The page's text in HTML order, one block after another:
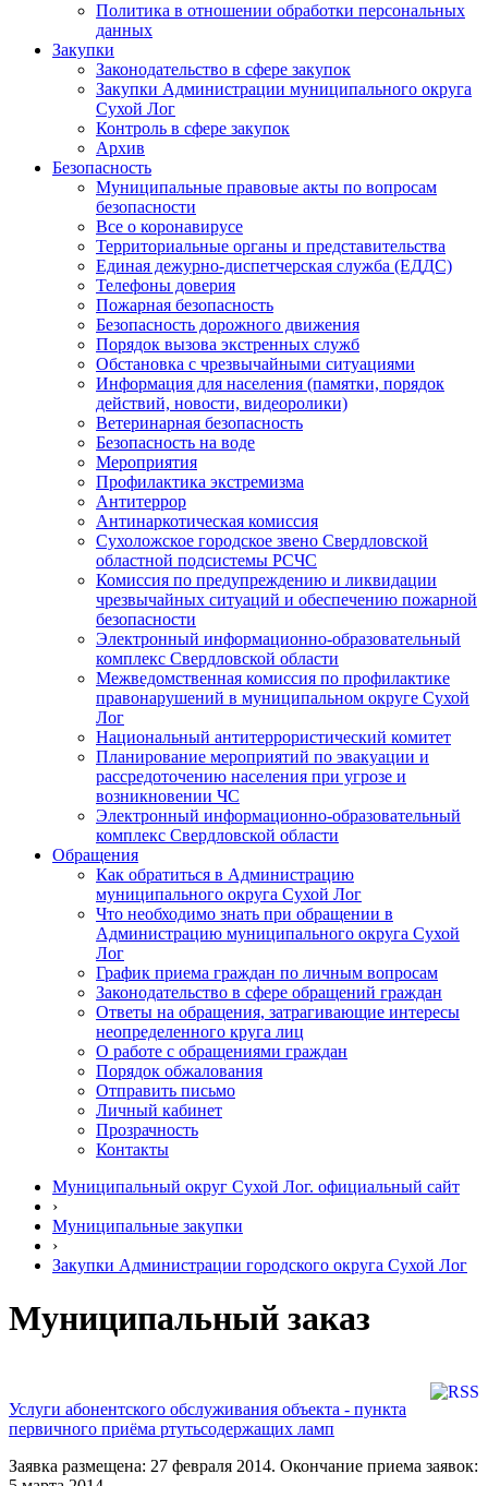
Политика в отношении обработки персональных
данных
Закупки
Законодательство в сфере закупок
Закупки Администрации муниципального округа
Сухой Лог
Контроль в сфере закупок
Архив
Безопасность
Муниципальные правовые акты по вопросам
безопасности
Все о коронавирусе
Территориальные органы и представительства
Единая дежурно-диспетчерская служба (ЕДДС)
Телефоны доверия
Пожарная безопасность
Безопасность дорожного движения
Порядок вызова экстренных служб
Обстановка с чрезвычайными ситуациями
Информация для населения (памятки, порядок
действий, новости, видеоролики)
Ветеринарная безопасность
Безопасность на воде
Мероприятия
Профилактика экстремизма
Антитеррор
Антинаркотическая комиссия
Сухоложское городское звено Свердловской
областной подсистемы РСЧС
Комиссия по предупреждению и ликвидации
чрезвычайных ситуаций и обеспечению пожарной
безопасности
Электронный информационно-образовательный
комплекс Cвердловской области
Межведомственная комиссия по профилактике
правонарушений в муниципальном округе Сухой
Лог
Национальный антитеррористический комитет
Планирование мероприятий по эвакуации и
рассредоточению населения при угрозе и
возникновении ЧС
Электронный информационно-образовательный
комплекс Свердловской области
Обращения
Как обратиться в Администрацию
муниципального округа Сухой Лог
Что необходимо знать при обращении в
Администрацию муниципального округа Сухой
Лог
График приема граждан по личным вопросам
Законодательство в сфере обращений граждан
Ответы на обращения, затрагивающие интересы
неопределенного круга лиц
О работе с обращениями граждан
Порядок обжалования
Отправить письмо
Личный кабинет
Прозрачность
Контакты
Муниципальный округ Сухой Лог. официальный сайт
›
Муниципальные закупки
›
Закупки Администрации городского округа Сухой Лог
Муниципальный заказ
Услуги абонентского обслуживания объекта - пункта
первичного приёма ртутьсодержащих ламп
Заявка размещена: 27 февраля 2014. Окончание приема заявок: